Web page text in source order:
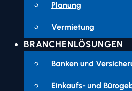
Planung
Vermietung
BRANCHENLÖSUNGEN
Banken und
Einkaufs- und